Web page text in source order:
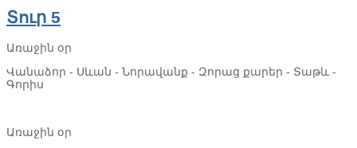
Տուր 5
Առաջին օր
Վանաձոր - Սևան - Նորավանք - Զորաց քարեր - Տաթև -
Գորիս
Առաջին օր